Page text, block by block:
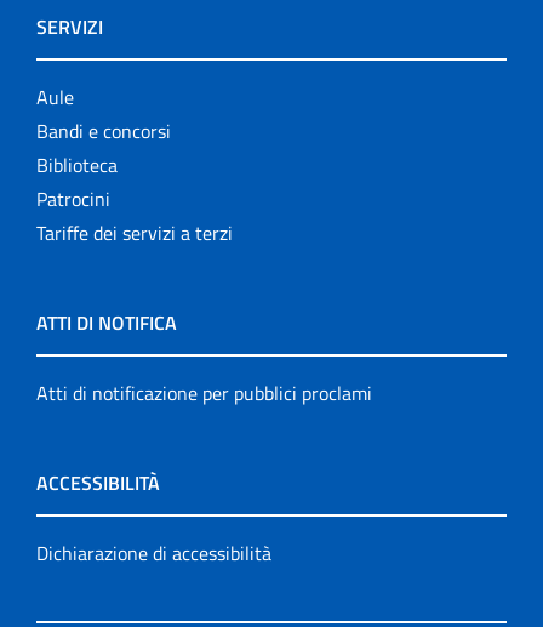
SERVIZI
Aule
Bandi e concorsi
Biblioteca
Patrocini
Tariffe dei servizi a terzi
ATTI DI NOTIFICA
Atti di notificazione per pubblici proclami
ACCESSIBILITÀ
Dichiarazione di accessibilità